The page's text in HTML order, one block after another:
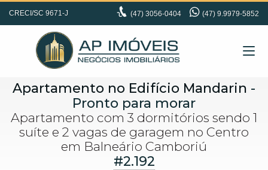
CRECI/SC 9671-J (47) 3056-0404 (47) 9.9979-5852
Apartamento no Edifício Mandarin -
Pronto para morar
Apartamento com 3 dormitórios sendo 1
suíte e 2 vagas de garagem no Centro
em Balneário Camboriú
#2.192